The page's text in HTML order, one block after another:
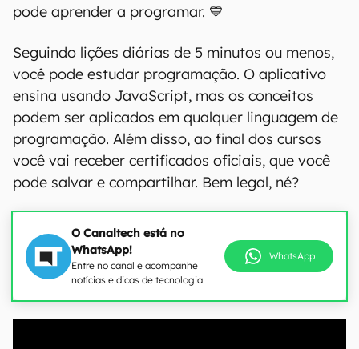
pode aprender a programar. 💙
Seguindo lições diárias de 5 minutos ou menos,
você pode estudar programação. O aplicativo
ensina usando JavaScript, mas os conceitos
podem ser aplicados em qualquer linguagem de
programação. Além disso, ao final dos cursos
você vai receber certificados oficiais, que você
pode salvar e compartilhar. Bem legal, né?
O Canaltech está no
WhatsApp!
Entre no canal e acompanhe
notícias e dicas de tecnologia
WhatsApp